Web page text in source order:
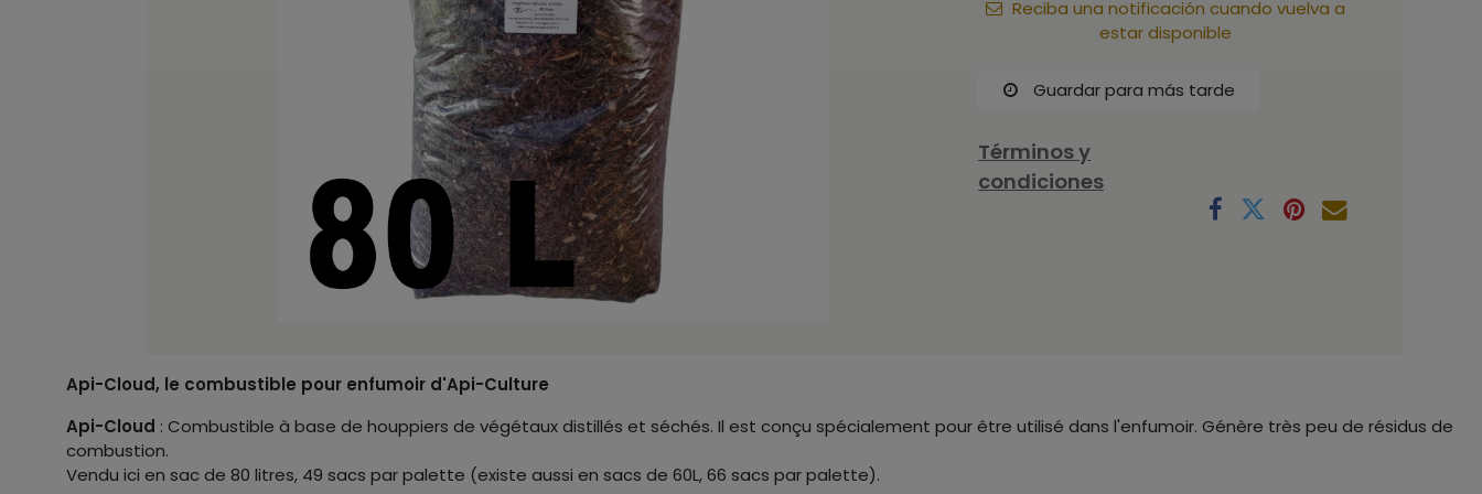
Reciba una notificación cuando vuelva a
estar disponible
Guardar para más tarde
Términos y
condiciones
Api-Cloud, le combustible pour enfumoir d'Api-Culture
Api-Cloud : Combustible à base de houppiers de végétaux distillés et séchés. Il est conçu spécialement pour être utilisé dans l'enfumoir. Génère très peu de résidus de
combustion.
Vendu ici en sac de 80 litres, 49 sacs par palette (existe aussi en sacs de 60L, 66 sacs par palette).